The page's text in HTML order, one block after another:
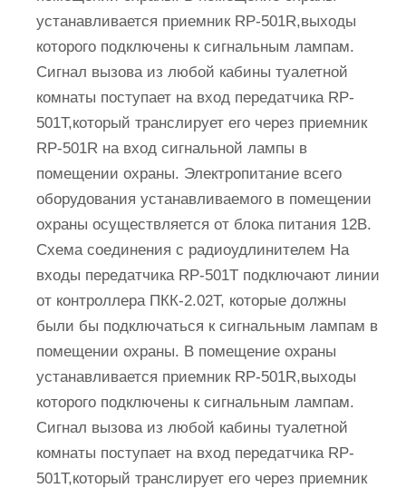
устанавливается приемник RP-501R,выходы
которого подключены к сигнальным лампам.
Сигнал вызова из любой кабины туалетной
комнаты поступает на вход передатчика RP-
501T,который транслирует его через приемник
RP-501R на вход сигнальной лампы в
помещении охраны. Электропитание всего
оборудования устанавливаемого в помещении
охраны осуществляется от блока питания 12В.
Схема соединения с радиоудлинителем На
входы передатчика RP-501T подключают линии
от контроллера ПКК-2.02Т, которые должны
были бы подключаться к сигнальным лампам в
помещении охраны. В помещение охраны
устанавливается приемник RP-501R,выходы
которого подключены к сигнальным лампам.
Сигнал вызова из любой кабины туалетной
комнаты поступает на вход передатчика RP-
501T,который транслирует его через приемник